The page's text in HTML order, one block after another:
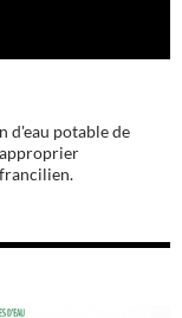
d'eau potable de